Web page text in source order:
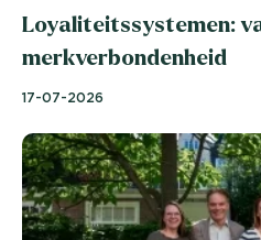
Loyaliteitssystemen:
merkverbondenheid
17-07-2026